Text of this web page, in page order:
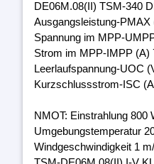
DE06M.08(II) TSM-340
Ausgangsleistung-PMAX
Spannung im MPP-
Strom im MPP-IMPP (A)
Leerlaufspannung-UOC
Kurzschlussstrom-ISC
NMOT: Einstrahlung 800
Umgebungstemperatur
Windgeschwindigkeit 1